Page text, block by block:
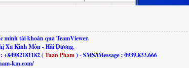
minh tài khoản qua TeamViewer.
Xã Kinh Môn - Hải Dương.
(Tuan Pham) - SMS/iMessage : 0939.833.666
km.com/